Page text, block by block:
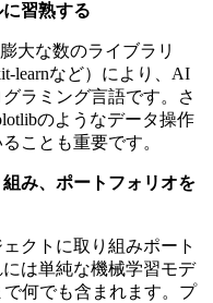
習熟する
大な数のライブラリ
learnなど）により、AI
ラミング言語です。さ
のようなデータ操作
ことも重要です。
み、ポートフォリオを
クトに取り組みポート
は単純な機械学習モデ
何でも含まれます。プ